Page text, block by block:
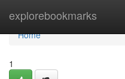
explorebookmarks
Home
Home
1